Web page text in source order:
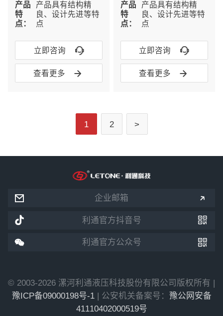
产品
特
点：
产品具有结构精
良、设计先进等特
点
立即咨询 
查看更多 
产品
特
点：
产品具有结构精
良、设计先进等特
点
立即咨询 
查看更多 
1 2 >
 企业邮箱 
 利通官方抖音号 
 利通官方公众号 
© 2003-2026 漯河利通液压科技股份有限公司版权所有 |
豫ICP备09000198号-1| 公安机关备案号： 豫公网安备
41110402000519号